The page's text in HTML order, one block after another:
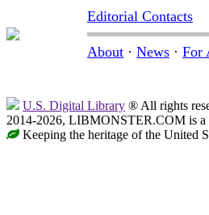
Editorial Contacts
About · News · For
U.S. Digital Library ® All rights
2014-2026, LIBMONSTER.COM is a
Keeping the heritage of the United